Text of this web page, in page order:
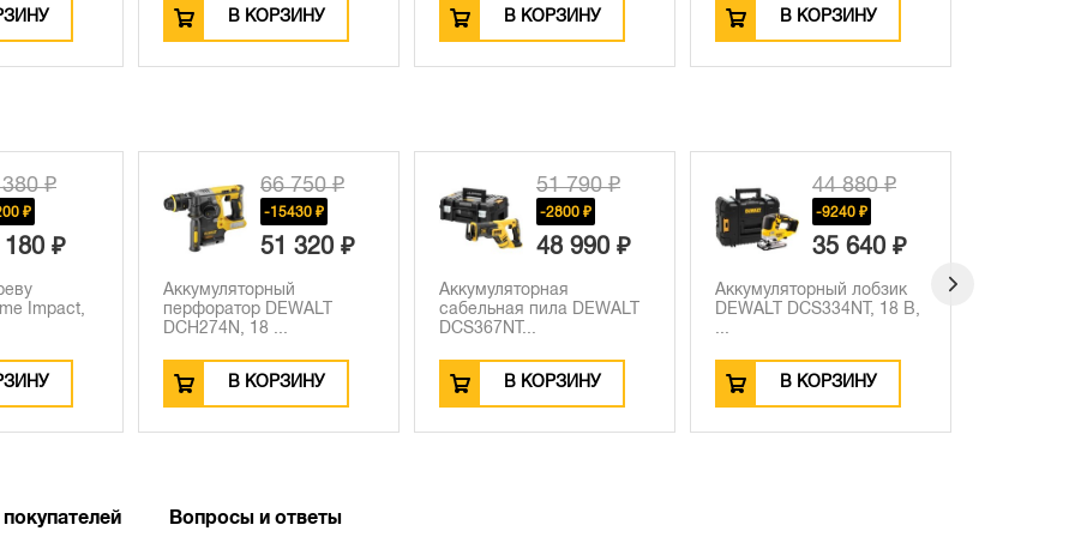
В КОРЗИНУ В КОРЗИНУ В КОРЗИНУ
750 ₽
₽
320 ₽
51 790 ₽
-2800 ₽
48 990 ₽
Аккумуляторная
сабельная пила DEWALT
DCS367NT...
В КОРЗИНУ
44 880 ₽
-9240 ₽
35 640 ₽
Аккумуляторный лобзик
DEWALT DCS334NT, 18 В,
...
В КОРЗИНУ
45 950 ₽
-11360 ₽
34 590 ₽
Аккумуляторный
гайковерт DEWALT
DCF891NT, 18 ...
В КОРЗИНУ
Вопросы и ответы